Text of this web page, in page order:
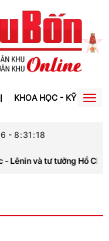
KHOA HỌC - KỸ THUẬT
- 8:31 :18
và tư tưởng Hồ Chí